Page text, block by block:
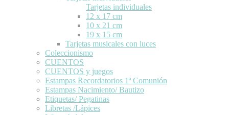
Tarjetas individuales
12 x 17 cm
10 x 21 cm
19 x 15 cm
Tarjetas musicales con luces
Coleccionismo
CUENTOS
CUENTOS y juegos
Estampas Recordatorios 1ª Comunión
Estampas Nacimiento/ Bautizo
Etiquetas/ Pegatinas
Libretas /Lápices